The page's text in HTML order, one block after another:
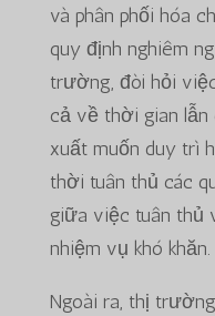
và phân phối hóa
quy định nghiêm
trường, đòi hỏi
cả về thời gian lẫn
xuất muốn duy trì
thời tuân thủ các
giữa việc tuân thủ
nhiệm vụ khó khăn.
Ngoài ra, thị